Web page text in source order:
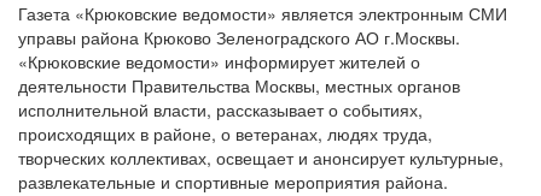
Газета «Крюковские ведомости» является электронным СМИ
управы района Крюково Зеленоградского АО г.Москвы.
«Крюковские ведомости» информирует жителей о
деятельности Правительства Москвы, местных органов
исполнительной власти, рассказывает о событиях,
происходящих в районе, о ветеранах, людях труда,
творческих коллективах, освещает и анонсирует культурные,
развлекательные и спортивные мероприятия района.